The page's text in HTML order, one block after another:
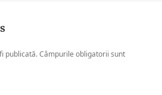
publicată. Câmpurile obligatorii sunt